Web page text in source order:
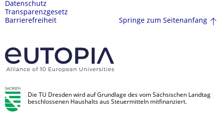
Datenschutz
Transparenzgesetz
Barrierefreiheit
Springe zum Seitenanfang
Die TU Dresden wird auf Grundlage des vom Sächsischen Landtag
beschlossenen Haushalts aus Steuermitteln mitfinanziert.